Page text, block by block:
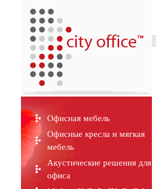
Офисная мебель
Офисные кресла и мягкая
мебель
Акустические решения для
офиса